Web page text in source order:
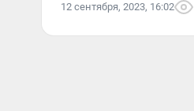
12 сентября, 2023, 16:02